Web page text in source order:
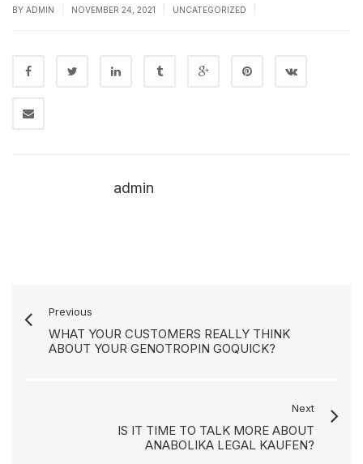
BY ADMIN NOVEMBER 24, 2021 UNCATEGORIZED
admin
Previous
WHAT YOUR CUSTOMERS REALLY THINK
ABOUT YOUR GENOTROPIN GOQUICK?
Next
IS IT TIME TO TALK MORE ABOUT
ANABOLIKA LEGAL KAUFEN?